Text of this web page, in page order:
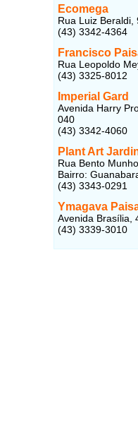
Ecomega
Rua Luiz
(43) 3342-4364
Francisco
Rua Leopoldo
(43) 3325-8012
Imperial Gard
Avenida Harry
040
(43) 3342-4060
Plant Art
Rua Bento
Bairro:
(43) 3343-0291
Ymagava
Avenida Brasília,
(43) 3339-3010